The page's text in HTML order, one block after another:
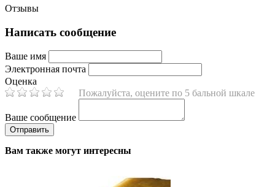
Отзывы
Написать сообщение
Ваше имя
Электронная почта
Оценка
Пожалуйста, оцените по 5 бальной шкале
Ваше сообщение
Вам также могут интересны